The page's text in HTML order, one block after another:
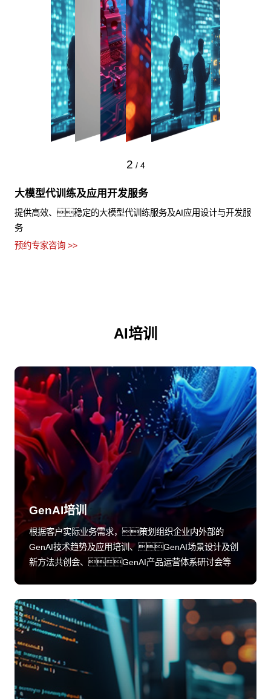
2 / 4
大模型代训练及应用开发服务
提供高效、稳定的大模型代训练服务及AI应用设计与开发服
务
预约专家咨询 >>
AI培训
GenAI培训
根据客户实际业务需求，策划组织企业内外部的
GenAI技术趋势及应用培训、GenAI场景设计及创
新方法共创会、GenAI产品运营体系研讨会等